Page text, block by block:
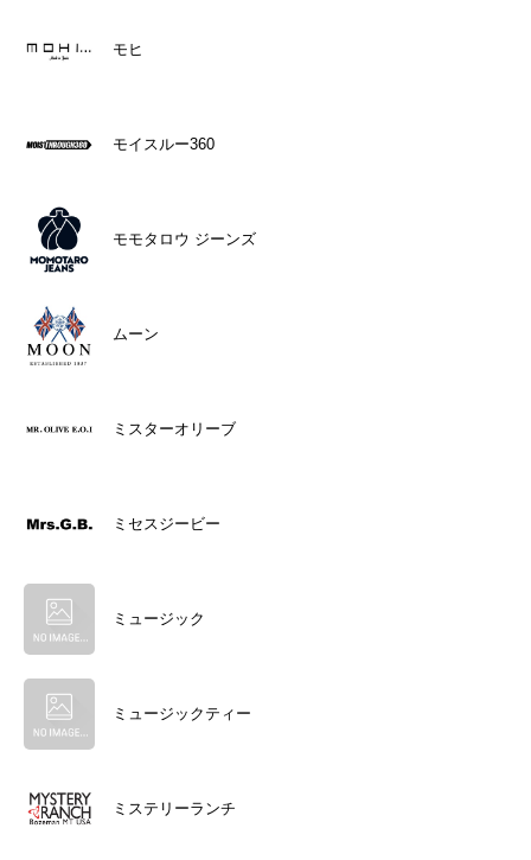
モヒ
モイスルー360
モモタロウ ジーンズ
ムーン
ミスターオリーブ
ミセスジービー
ミュージック
ミュージックティー
ミステリーランチ